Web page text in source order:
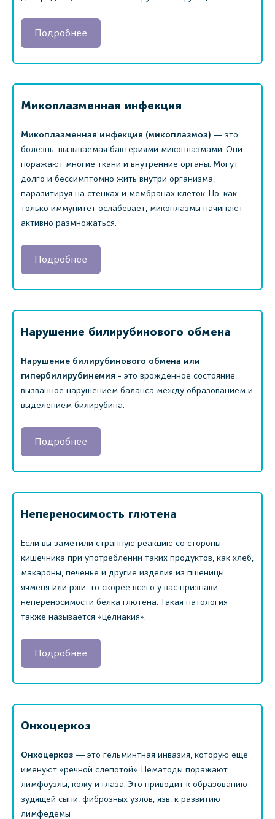
Подробнее
Микоплазменная инфекция
Микоплазменная инфекция (микоплазмоз) ― это
болезнь, вызываемая бактериями микоплазмами. Они
поражают многие ткани и внутренние органы. Могут
долго и бессимптомно жить внутри организма,
паразитируя на стенках и мембранах клеток. Но, как
только иммунитет ослабевает, микоплазмы начинают
активно размножаться.
Подробнее
Нарушение билирубинового обмена
Нарушение билирубинового обмена или
гипербилирубинемия - это врожденное состояние,
вызванное нарушением баланса между образованием и
выделением билирубина.
Подробнее
Непереносимость глютена
Если вы заметили странную реакцию со стороны
кишечника при употреблении таких продуктов, как хлеб,
макароны, печенье и другие изделия из пшеницы,
ячменя или ржи, то скорее всего у вас признаки
непереносимости белка глютена. Такая патология
также называется «целиакия».
Подробнее
Онхоцеркоз
Онхоцеркоз ― это гельминтная инвазия, которую еще
именуют «речной слепотой». ‎Нематоды поражают
лимфоузлы, кожу и глаза. Это приводит к образованию
зудящей сыпи, фиброзных узлов, язв, к развитию
лимфедемы